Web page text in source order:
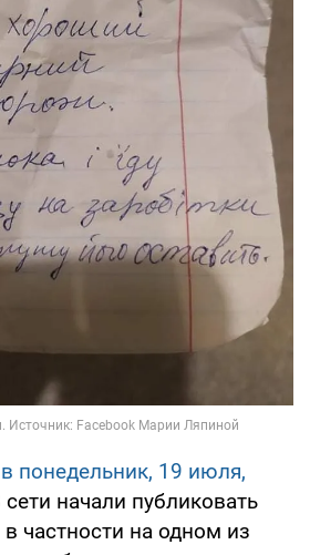
понедельник, 19 июля,
сети начали публиковать
частности на одном из